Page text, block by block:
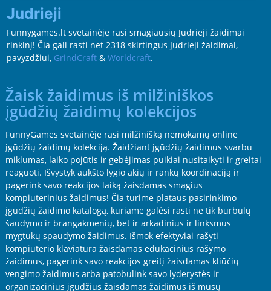
Judrieji
Funnygames.lt svetainėje rasi smagiausių Judrieji žaidimai
rinkinį! Čia gali rasti net 2318 skirtingus Judrieji žaidimai,
pavyzdžiui, GrindCraft& Worldcraft.
Žaisk žaidimus iš milžiniškos
įgūdžių žaidimų kolekcijos
FunnyGames svetainėje rasi milžinišką nemokamų online
įgūdžių žaidimų kolekciją. Žaidžiant įgūdžių žaidimus svarbu
miklumas, laiko pojūtis ir gebėjimas puikiai nusitaikyti ir greitai
reaguoti. Išvystyk aukšto lygio akių ir rankų koordinaciją ir
pagerink savo reakcijos laiką žaisdamas smagius
kompiuterinius žaidimus! Čia turime plataus pasirinkimo
įgūdžių žaidimo katalogą, kuriame galėsi rasti ne tik burbulų
šaudymo ir brangakmenių, bet ir arkadinius ir linksmus
mygtukų spaudymo žaidimus. Išmok efektyviai rašyti
kompiuterio klaviatūra žaisdamas edukacinius rašymo
žaidimus, pagerink savo reakcijos greitį žaisdamas kliūčių
vengimo žaidimus arba patobulink savo lyderystės ir
organizacinius įgūdžius žaisdamas žaidimus iš mūsų